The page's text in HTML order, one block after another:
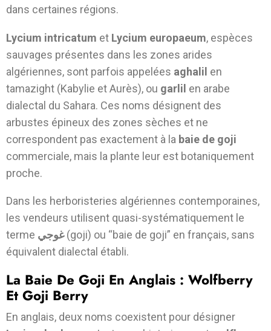
dans certaines régions.
Lycium intricatum et Lycium europaeum, espèces
sauvages présentes dans les zones arides
algériennes, sont parfois appelées aghalil en
tamazight (Kabylie et Aurès), ou garlil en arabe
dialectal du Sahara. Ces noms désignent des
arbustes épineux des zones sèches et ne
correspondent pas exactement à la baie de goji
commerciale, mais la plante leur est botaniquement
proche.
Dans les herboristeries algériennes contemporaines,
les vendeurs utilisent quasi-systématiquement le
terme غوجي(goji) ou “baie de goji” en français, sans
équivalent dialectal établi.
La Baie De Goji En Anglais : Wolfberry
Et Goji Berry
En anglais, deux noms coexistent pour désigner